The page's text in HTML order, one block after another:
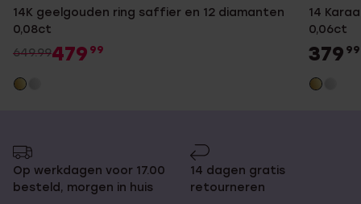
14K geelgouden ring saffier en 12 diamanten
0,08ct
649.99479 99
14
0,06ct
379 99
Op werkdagen voor 17.00
besteld, morgen in huis
14 dagen gratis
retourneren